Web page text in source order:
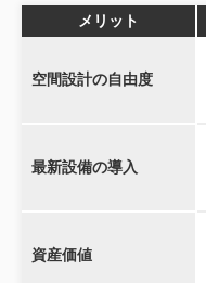
メリット
空間設計の自由度
最新設備の導入
資産価値